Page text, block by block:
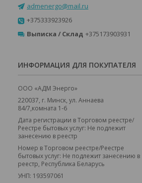
admenergo@mail.ru
+375333923926
Выписка / Склад +375173903931
ИНФОРМАЦИЯ ДЛЯ ПОКУПАТЕЛЯ
ООО «АДМ Энерго»
220037, г. Минск, ул. Аннаева
84/7,комната 1-6
Дата регистрации в Торговом реестре/
Реестре бытовых услуг: Не подлежит
занесению в реестр
Номер в Торговом реестре/Реестре
бытовых услуг: Не подлежит занесению в
реестр, Республика Беларусь
УНП: 193597061